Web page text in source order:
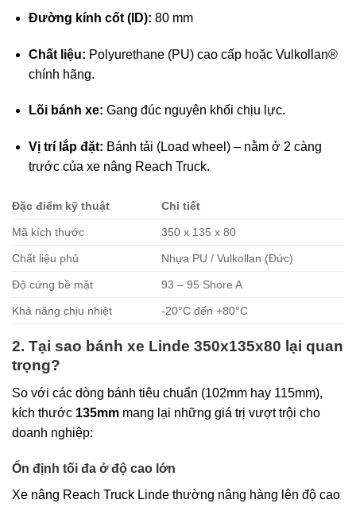
Đường kính cốt (ID): 80 mm
Chất liệu: Polyurethane (PU) cao cấp hoặc Vulkollan®
chính hãng.
Lõi bánh xe: Gang đúc nguyên khối chịu lực.
Vị trí lắp đặt: Bánh tải (Load wheel) – nằm ở 2 càng
trước của xe nâng Reach Truck.
Đặc điểm kỹ thuật Chi tiết
Mã kích thước 350 x 135 x 80
Chất liệu phủ Nhựa PU / Vulkollan (Đức)
Độ cứng bề mặt 93 – 95 Shore A
Khả năng chịu nhiệt -20°C đến +80°C
2. Tại sao bánh xe Linde 350x135x80 lại quan
trọng?
So với các dòng bánh tiêu chuẩn (102mm hay 115mm),
kích thước 135mm mang lại những giá trị vượt trội cho
doanh nghiệp:
Ổn định tối đa ở độ cao lớn
Xe nâng Reach Truck Linde thường nâng hàng lên độ cao